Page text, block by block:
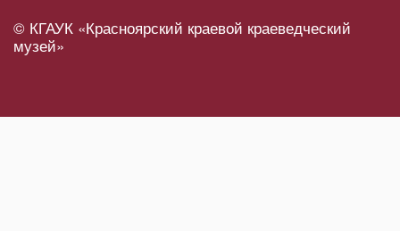
© КГАУК «Красноярский краевой краеведческий
музей»